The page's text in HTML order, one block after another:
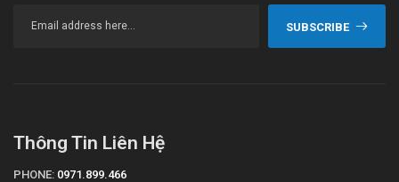
SUBSCRIBE
Thông Tin Liên Hệ
PHONE: 0971.899.466